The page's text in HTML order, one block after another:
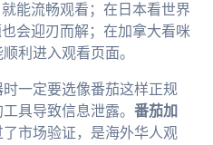
能流畅观看；在日本看世界
会迎刃而解；在加拿大看咪
利进入观看页面。
一定要选像番茄这样正规
具导致信息泄露。 番茄加
市场验证，是海外华人观